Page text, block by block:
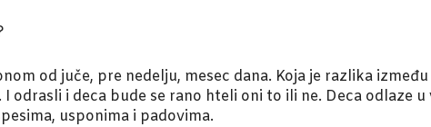
od juče, pre nedelju, mesec dana. Koja je razlika
i deca bude se rano hteli oni to ili ne. Deca odlaze u
usponima i padovima.